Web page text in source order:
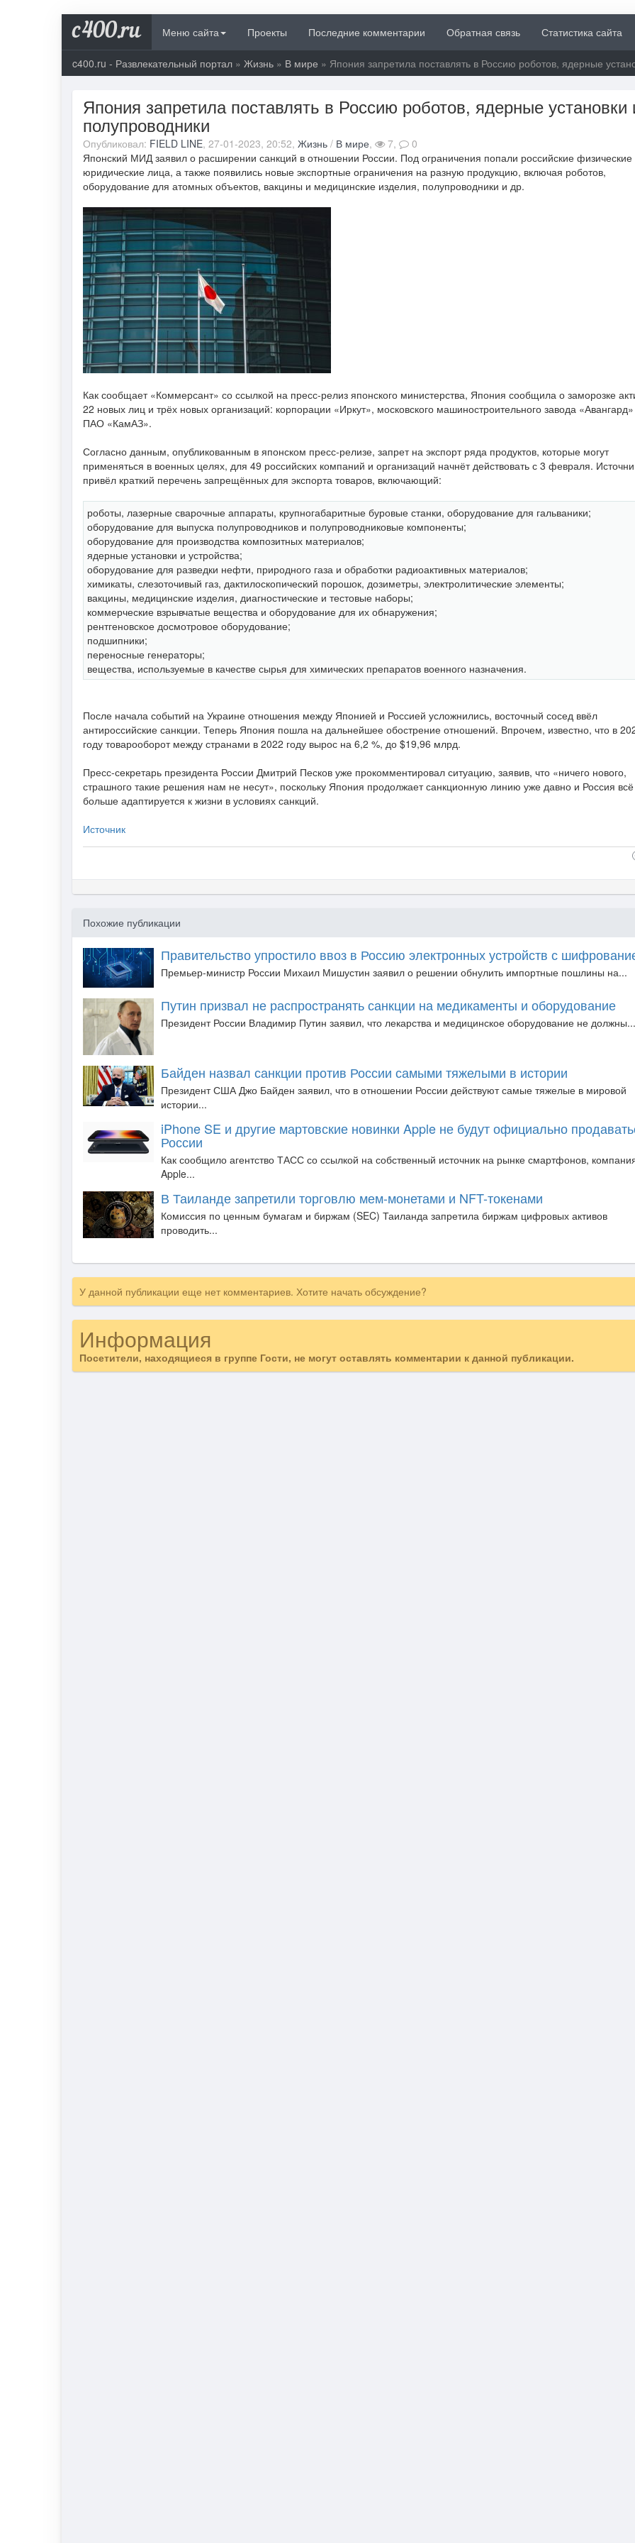
c400.ru Меню сайта Проекты Последние комментарии Обратная связь Статистика сайта
c400.ru - Развлекательный портал » Жизнь » В мире » Япония запретила поставлять в Россию роботов, ядерные
Япония запретила поставлять в Россию роботов, ядерные установки
полупроводники
Опубликовал: FIELD LINE, 27-01-2023, 20:52, Жизнь / В мире, 7,
0
Японский МИД заявил о расширении санкций в отношении России. Под ограничения попали российские физические
юридические лица, а также появились новые экспортные ограничения на разную продукцию, включая роботов,
оборудование для атомных объектов, вакцины и медицинские изделия, полупроводники и др.
Как сообщает «Коммерсант» со ссылкой на пресс-релиз японского министерства, Япония сообщила о заморозке
22 новых лиц и трёх новых организаций: корпорации «Иркут», московского машиностроительного завода
ПАО «КамАЗ».
Согласно данным, опубликованным в японском пресс-релизе, запрет на экспорт ряда продуктов, которые могут
применяться в военных целях, для 49 российских компаний и организаций начнёт действовать с 3 февраля.
привёл краткий перечень запрещённых для экспорта товаров, включающий:
роботы, лазерные сварочные аппараты, крупногабаритные буровые станки, оборудование для гальваники;
оборудование для выпуска полупроводников и полупроводниковые компоненты;
оборудование для производства композитных материалов;
ядерные установки и устройства;
оборудование для разведки нефти, природного газа и обработки радиоактивных материалов;
химикаты, слезоточивый газ, дактилоскопический порошок, дозиметры, электролитические элементы;
вакцины, медицинские изделия, диагностические и тестовые наборы;
коммерческие взрывчатые вещества и оборудование для их обнаружения;
рентгеновское досмотровое оборудование;
подшипники;
переносные генераторы;
вещества, используемые в качестве сырья для химических препаратов военного назначения.
После начала событий на Украине отношения между Японией и Россией усложнились, восточный сосед ввёл
антироссийские санкции. Теперь Япония пошла на дальнейшее обострение отношений. Впрочем, известно, что в
году товарооборот между странами в 2022 году вырос на 6,2 %, до $19,96 млрд.
Пресс-секретарь президента России Дмитрий Песков уже прокомментировал ситуацию, заявив, что «ничего нового,
страшного такие решения нам не несут», поскольку Япония продолжает санкционную линию уже давно и Россия всё
больше адаптируется к жизни в условиях санкций.
Источник
Похожие публикации
Правительство упростило ввоз в Россию электронных устройств с
Премьер-министр России Михаил Мишустин заявил о решении обнулить импортные пошлины на...
Путин призвал не распространять санкции на медикаменты и оборудование
Президент России Владимир Путин заявил, что лекарства и медицинское оборудование не должны...
Байден назвал санкции против России самыми тяжелыми в истории
Президент США Джо Байден заявил, что в отношении России действуют самые тяжелые в мировой
истории...
iPhone SE и другие мартовские новинки Apple не будут официально
России
Как сообщило агентство ТАСС со ссылкой на собственный источник на рынке смартфонов,
Apple...
В Таиланде запретили торговлю мем-монетами и NFT-токенами
Комиссия по ценным бумагам и биржам (SEC) Таиланда запретила биржам цифровых активов
проводить...
У данной публикации еще нет комментариев. Хотите начать обсуждение?
Информация
Посетители, находящиеся в группе Гости, не могут оставлять комментарии к данной публикации.